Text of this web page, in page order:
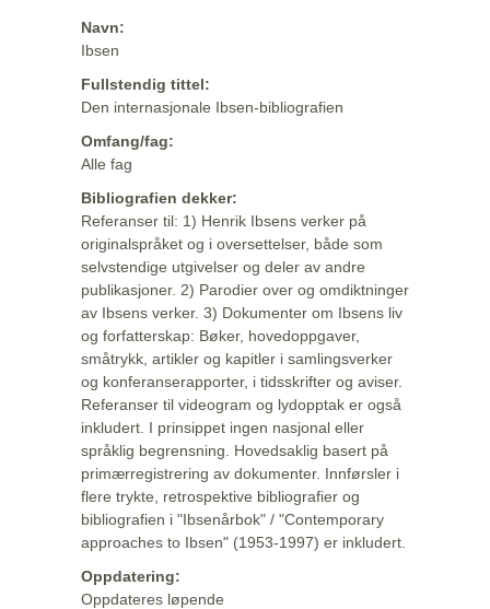
Navn:
Ibsen
Fullstendig tittel:
Den internasjonale Ibsen-bibliografien
Omfang/fag:
Alle fag
Bibliografien dekker:
Referanser til: 1) Henrik Ibsens verker på
originalspråket og i oversettelser, både som
selvstendige utgivelser og deler av andre
publikasjoner. 2) Parodier over og omdiktninger
av Ibsens verker. 3) Dokumenter om Ibsens liv
og forfatterskap: Bøker, hovedoppgaver,
småtrykk, artikler og kapitler i samlingsverker
og konferanserapporter, i tidsskrifter og aviser.
Referanser til videogram og lydopptak er også
inkludert. I prinsippet ingen nasjonal eller
språklig begrensning. Hovedsaklig basert på
primærregistrering av dokumenter. Innførsler i
flere trykte, retrospektive bibliografier og
bibliografien i "Ibsenårbok" / "Contemporary
approaches to Ibsen" (1953-1997) er inkludert.
Oppdatering:
Oppdateres løpende